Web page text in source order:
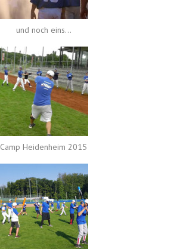
und noch eins...
Camp Heidenheim 2015